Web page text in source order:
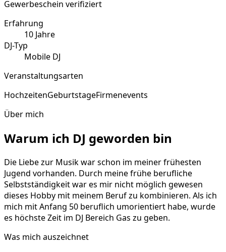
Gewerbeschein verifiziert
Erfahrung
10 Jahre
DJ-Typ
Mobile DJ
Veranstaltungsarten
HochzeitenGeburtstageFirmenevents
Über mich
Warum ich DJ geworden bin
Die Liebe zur Musik war schon im meiner frühesten
Jugend vorhanden. Durch meine frühe berufliche
Selbstständigkeit war es mir nicht möglich gewesen
dieses Hobby mit meinem Beruf zu kombinieren. Als ich
mich mit Anfang 50 beruflich umorientiert habe, wurde
es höchste Zeit im DJ Bereich Gas zu geben.
Was mich auszeichnet